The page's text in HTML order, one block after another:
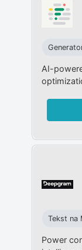
AI-
Tekst na
Power